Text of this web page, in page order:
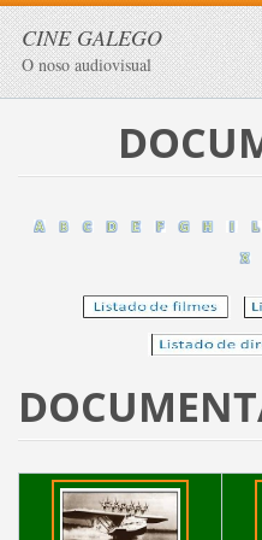
CINE GALEGO
O noso audiovisual